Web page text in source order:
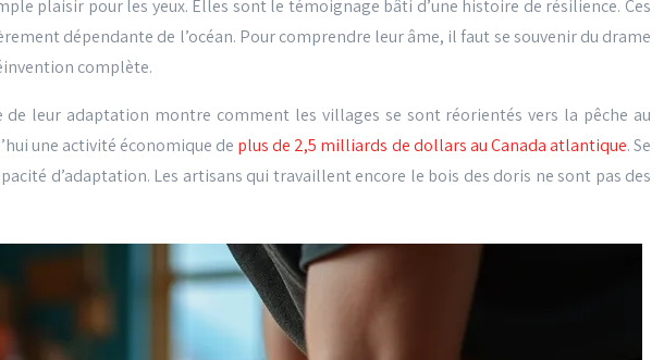
plaisir pour les yeux. Elles sont le témoignage bâti d’une histoire de résilience. Ces
dépendante de l’océan. Pour comprendre leur âme, il faut se souvenir du drame
complète.
de leur adaptation montre comment les villages se sont réorientés vers la pêche au
une activité économique de plus de 2,5 milliards de dollars au Canada atlantique. Se
d’adaptation. Les artisans qui travaillent encore le bois des doris ne sont pas des